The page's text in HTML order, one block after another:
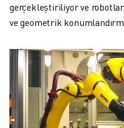
gerçekleştiriliyor ve
ve geometrik